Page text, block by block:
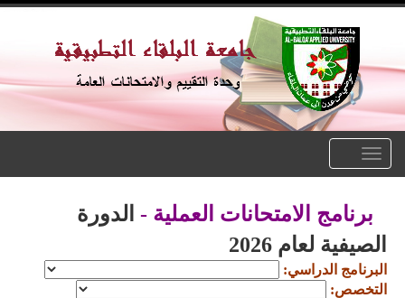
navigation
برنامج الامتحانات العملية - الدورة
الصيفية لعام 2026
البرنامج الدراسي:
التخصص: